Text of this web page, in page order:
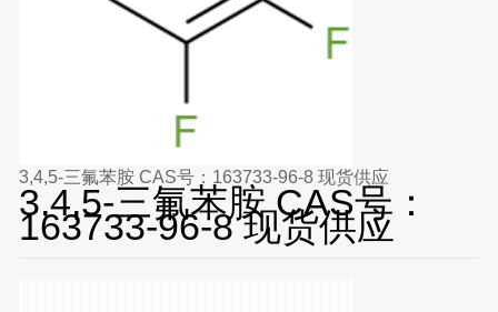
3,4,5-三氟苯胺 CAS号：163733-96-8 现货供应
3,4,5-三氟苯胺 CAS号：
163733-96-8 现货供应